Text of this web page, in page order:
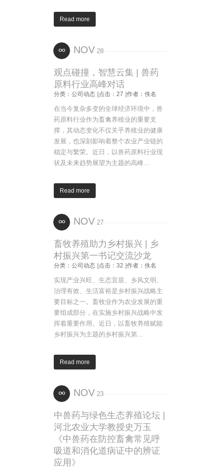
Read more
NOV 28
观点碰撞，智慧云集 | 兽药
原料行业高峰对话
分类：公司动态 |点击：27 |作者：佚名
在当今复杂多变的全球经济环境中，兽
药原料行业作为畜禽养殖业的重要支
撑，其动态变化不仅关乎养殖业的健康
发展，也深刻影响着整个农业产业链的
稳定与繁荣。近日，以兽药原料行业现
状及未来趋势展望为主题的高峰...
Read more
NOV 27
畜牧养殖助力乡村振兴 | 乡
村振兴第一书记交流沙龙
分类：公司动态 |点击：32 |作者：佚名
实现产业兴旺、生态宜居、乡风文明、
治理有效、生活富裕是乡村振兴战略主
要目标之一。畜牧业作为农业发展的重
要组成部分，在实施乡村振兴战略中发
挥着重要作用。近日，以畜牧养殖赋能
乡村振兴为主题的乡村振兴第...
Read more
NOV 23
中兽药与绿色生态养殖论坛 |
河北农业大学教授史万玉
《中兽药在防控畜禽常见呼
吸道和消化道病证中的辨证
应用》